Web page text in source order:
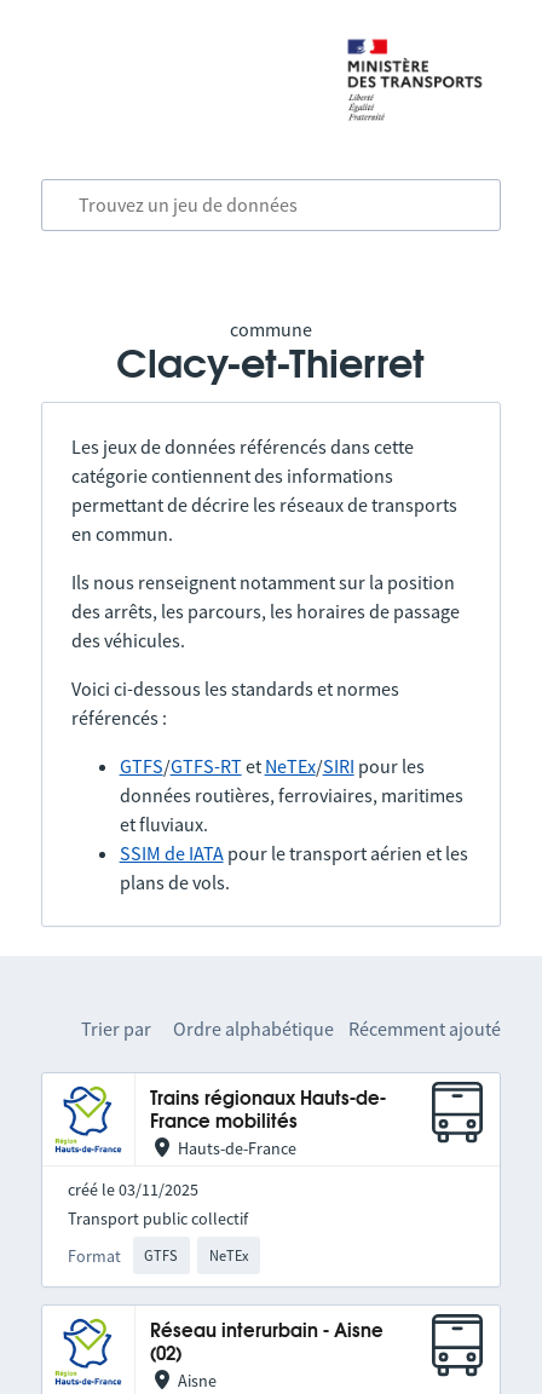
commune
Clacy-et-Thierret
Les jeux de données référencés dans cette
catégorie contiennent des informations
permettant de décrire les réseaux de transports
en commun.
Ils nous renseignent notamment sur la position
des arrêts, les parcours, les horaires de passage
des véhicules.
Voici ci-dessous les standards et normes
référencés :
GTFS/GTFS-RTet NeTEx/SIRI pour les
données routières, ferroviaires, maritimes
et fluviaux.
SSIM de IATApour le transport aérien et les
plans de vols.
Trier par Ordre alphabétique Récemment ajouté
Trains régionaux Hauts-de-
France mobilités
Hauts-de-France
créé le 03/11/2025
Format GTFS NeTEx
Transport public collectif
Réseau interurbain - Aisne
(02)
Aisne